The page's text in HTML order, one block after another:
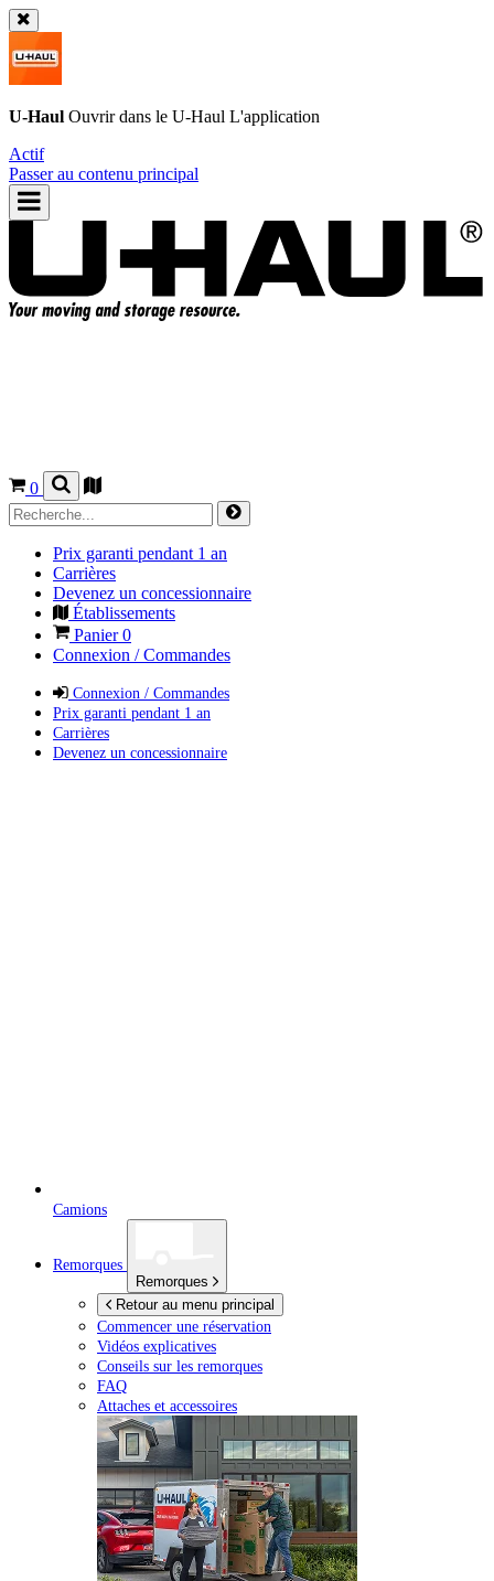
U-Haul Ouvrir dans le U-Haul L'application
Actif
Passer au contenu principal
0
Prix garanti pendant 1 an
Carrières
Devenez un concessionnaire
Établissements
Panier0
Connexion / Commandes
Connexion / Commandes
Prix garanti pendant 1 an
Carrières
Devenez un concessionnaire
Camions
Remorques
Remorques
Retour au menu principal
Commencer une réservation
Vidéos explicatives
Conseils sur les remorques
FAQ
Attaches et accessoires